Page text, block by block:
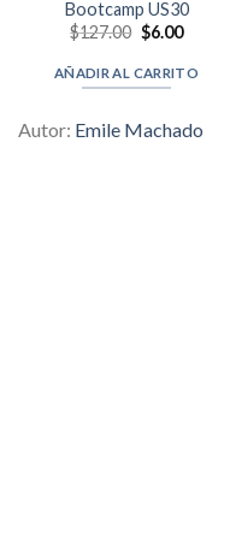
Bootcamp US30
$127.00 Original
price
was:
$127.00.
$6.00Current
is:
$6.00.
AÑADIR AL CARRITO
Autor: Emile Machado